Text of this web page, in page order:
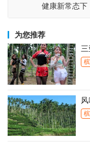
健康新常态下
为您推荐